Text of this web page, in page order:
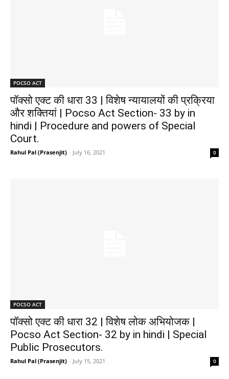
POCSO ACT
पॉक्सो एक्ट की धारा 33 | विशेष न्यायालयों की प्रक्रिया
और शक्तियां | Pocso Act Section- 33 by in
hindi | Procedure and powers of Special
Court.
Rahul Pal (Prasenjit) - July 16, 2021 0
POCSO ACT
पॉक्सो एक्ट की धारा 32 | विशेष लोक अभियोजक |
Pocso Act Section- 32 by in hindi | Special
Public Prosecutors.
Rahul Pal (Prasenjit) - July 15, 2021 0